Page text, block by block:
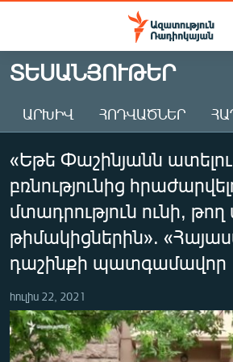
Մատչելիության
Անցնել
հիմնական
Անցնել
հիմնական
մենյուին
Որոնում
ԱԶԱՏՈՒԹՅՈՒՆ TV
ՀԱՅԱՍՏԱՆ
ԸՆՏՐՈՒԹՅՈՒՆՆԵՐ 2026
ԻՐԱՎՈՒՆՔ
ՀԱՍԱՐԱԿՈՒԹՅՈՒՆ
ՏՆՏԵՍՈՒԹՅՈՒՆ
ՊԱՏԵՐԱԶՄԻ 6 ՇԱԲԱԹՆԵՐԸ
ՏԱՐԱԾԱՇՐՋԱՆ
ՏԵՍԱՆՅՈՒԹԵՐ
ԱՐԽԻՎ ՀՈԴՎԱԾՆԵՐ
«Եթե Փաշինյանն
բռնությունից
մտադրություն ունի,
թիմակիցներին».
դաշինքի պատգամավոր
հուլիս 22, 2021